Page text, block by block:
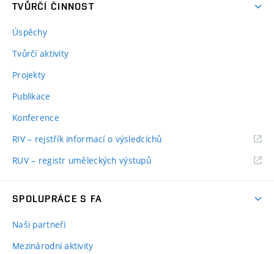
TVŮRČÍ ČINNOST
Úspěchy
Tvůrčí aktivity
Projekty
Publikace
Konference
RIV – rejstřík informací o výsledcíchů
RUV – registr uměleckých výstupů
SPOLUPRÁCE S FA
Naši partneři
Mezinárodní aktivity